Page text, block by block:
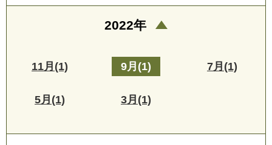
2022年
11月(1) 9月(1) 7月(1)
5月(1) 3月(1)